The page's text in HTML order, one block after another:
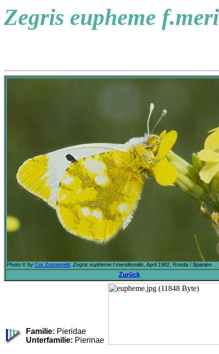
Zegris eupheme
Photo © by Cor Zonneveld. Zegris eupheme f.meridionalis, April 1982, Ronda / Spanien
Zurück
Familie: Pieridae
Unterfamilie: Pierinae